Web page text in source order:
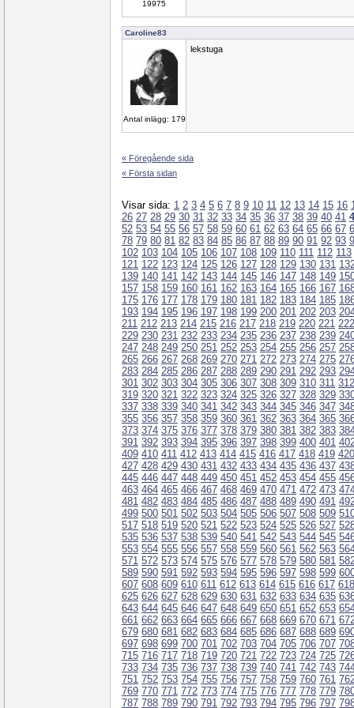
19975
Caroline83
Antal inlägg: 179
lekstuga
« Föregående sida
« Första sidan
Visar sida: 1 2 3 4 5 6 7 8 9 10 11 12 13 14 15 16
26 27 28 29 30 31 32 33 34 35 36 37 38 39 40 41
52 53 54 55 56 57 58 59 60 61 62 63 64 65 66 67
78 79 80 81 82 83 84 85 86 87 88 89 90 91 92 93
102 103 104 105 106 107 108 109 110 111 112 113
121 122 123 124 125 126 127 128 129 130 131
139 140 141 142 143 144 145 146 147 148 149
157 158 159 160 161 162 163 164 165 166 167
175 176 177 178 179 180 181 182 183 184 185
193 194 195 196 197 198 199 200 201 202 203
211 212 213 214 215 216 217 218 219 220 221 222
229 230 231 232 233 234 235 236 237 238 239
247 248 249 250 251 252 253 254 255 256 257
265 266 267 268 269 270 271 272 273 274 275
283 284 285 286 287 288 289 290 291 292 293
301 302 303 304 305 306 307 308 309 310 311 312
319 320 321 322 323 324 325 326 327 328 329
337 338 339 340 341 342 343 344 345 346 347
355 356 357 358 359 360 361 362 363 364 365
373 374 375 376 377 378 379 380 381 382 383
391 392 393 394 395 396 397 398 399 400 401
409 410 411 412 413 414 415 416 417 418 419 420
427 428 429 430 431 432 433 434 435 436 437
445 446 447 448 449 450 451 452 453 454 455
463 464 465 466 467 468 469 470 471 472 473
481 482 483 484 485 486 487 488 489 490 491
499 500 501 502 503 504 505 506 507 508 509
517 518 519 520 521 522 523 524 525 526 527
535 536 537 538 539 540 541 542 543 544 545
553 554 555 556 557 558 559 560 561 562 563
571 572 573 574 575 576 577 578 579 580 581
589 590 591 592 593 594 595 596 597 598 599
607 608 609 610 611 612 613 614 615 616 617 618
625 626 627 628 629 630 631 632 633 634 635
643 644 645 646 647 648 649 650 651 652 653
661 662 663 664 665 666 667 668 669 670 671
679 680 681 682 683 684 685 686 687 688 689
697 698 699 700 701 702 703 704 705 706 707
715 716 717 718 719 720 721 722 723 724 725
733 734 735 736 737 738 739 740 741 742 743
751 752 753 754 755 756 757 758 759 760 761
769 770 771 772 773 774 775 776 777 778 779
787 788 789 790 791 792 793 794 795 796 797